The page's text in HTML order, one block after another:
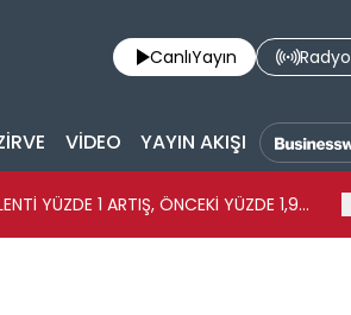
CanlıYayın Radyo
VİDEO YAYIN AKIŞI
YÜZDE 1 ARTIŞ, ÖNCEKİ YÜZDE 1,9